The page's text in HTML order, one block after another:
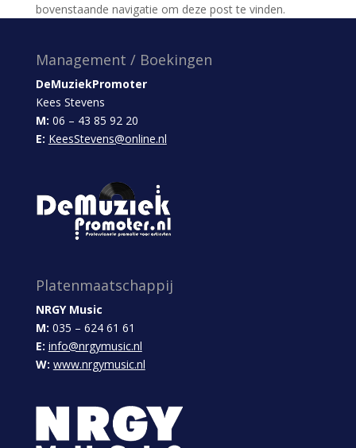
bovenstaande navigatie om deze post te vinden.
Management / Boekingen
DeMuziekPromoter
Kees Stevens
M: 06 – 43 85 92 20
E: KeesStevens@online.nl
Platenmaatschappij
NRGY Music
M: 035 – 624 61 61
E: info@nrgymusic.nl
W: www.nrgymusic.nl